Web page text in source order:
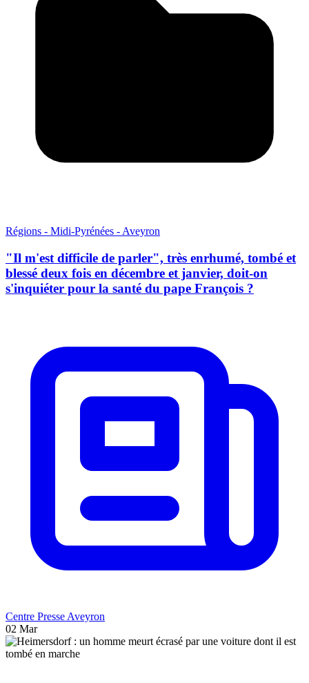
Régions - Midi-Pyrénées - Aveyron
"Il m'est difficile de parler", très enrhumé, tombé et
blessé deux fois en décembre et janvier, doit-on
s'inquiéter pour la santé du pape François ?
Centre Presse Aveyron
02 Mar